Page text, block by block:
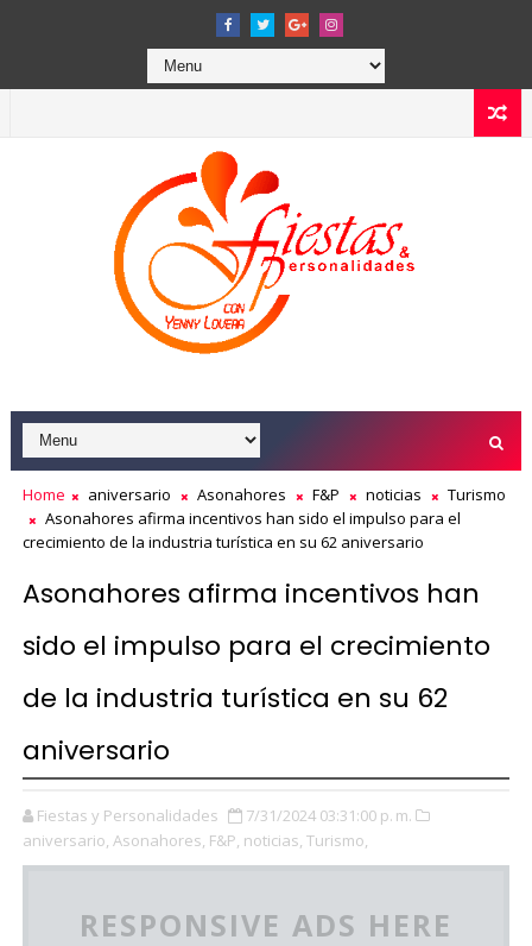
Home aniversario Asonahores F&P noticias
Turismo
Asonahores afirma incentivos han sido el impulso para el
crecimiento de la industria turística en su 62 aniversario
Asonahores afirma incentivos han
sido el impulso para el crecimiento
de la industria turística en su 62
aniversario
Fiestas y Personalidades
7/31/2024 03:31:00 p. m.
aniversario, Asonahores, F&P, noticias, Turismo,
RESPONSIVE ADS HERE